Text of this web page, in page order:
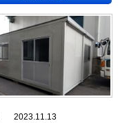
2023.11.13